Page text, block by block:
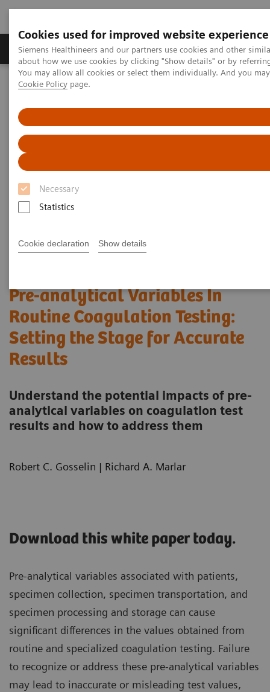
Cookies used for improved website experience
Siemens Healthineers and our partners use cookies and other
about how we use cookies by clicking "Show details" or by
You may allow all cookies or select them individually. And you
Cookie Policy page.
Necessary
Statistics
Cookie declaration Show details
Produtos e serviços Especialidades Clínicas e
Siemens Healthineers Brasil
White Paper: Preanalytical Variables in Coagulation Testing
Pre-analytical Variables In
Routine Coagulation Testing:
Setting the Stage for Accurate
Results
Understand the potential impacts of pre-
analytical variables on coagulation test
results and how to address them
Robert C. Gosselin | Richard A. Marlar
Download this white paper today.
Pre-analytical variables associated with patients,
specimen collection, specimen transportation, and
specimen processing and storage can cause
significant differences in the values obtained from
routine and specialized coagulation testing. Failure
to recognize or address these pre-analytical variables
may lead to inaccurate or misleading test values,